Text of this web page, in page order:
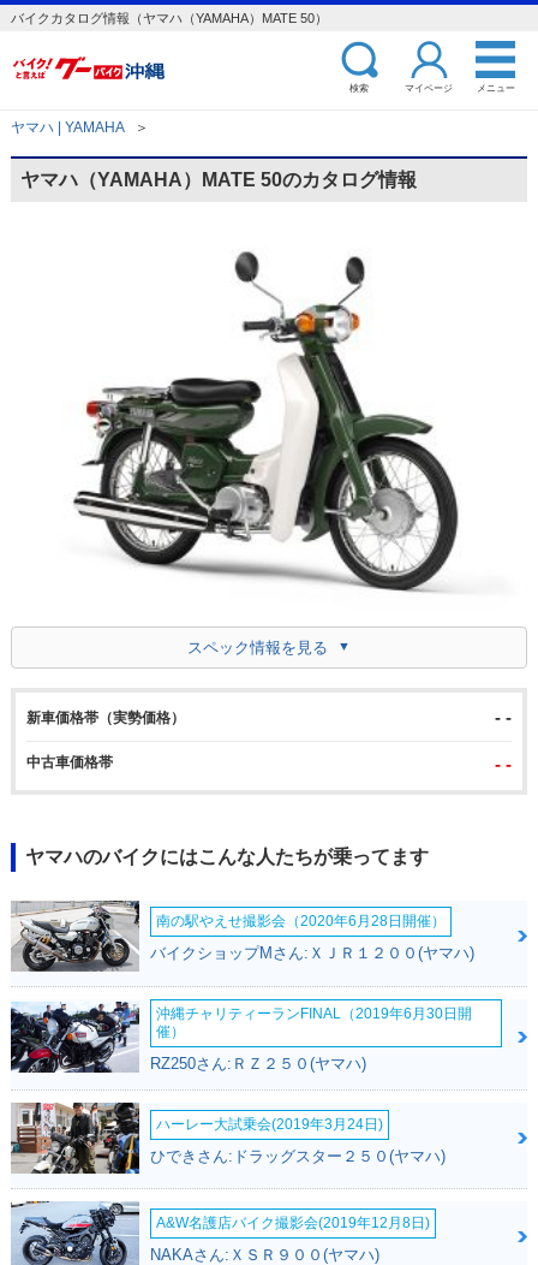
バイクカタログ情報（ヤマハ（YAMAHA）MATE 50）
検索 マイページ メニュー
ヤマハ | YAMAHA ＞
ヤマハ（YAMAHA）MATE 50のカタログ情報
スペック情報を見る
新車価格帯（実勢価格） - -
中古車価格帯 - -
ヤマハのバイクにはこんな人たちが乗ってます
南の駅やえせ撮影会（2020年6月28日開催）
バイクショップMさん:ＸＪＲ１２００(ヤマハ)
沖縄チャリティーランFINAL（2019年6月30日開
催）
RZ250さん:ＲＺ２５０(ヤマハ)
ハーレー大試乗会(2019年3月24日)
ひできさん:ドラッグスター２５０(ヤマハ)
A&W名護店バイク撮影会(2019年12月8日)
NAKAさん:ＸＳＲ９００(ヤマハ)